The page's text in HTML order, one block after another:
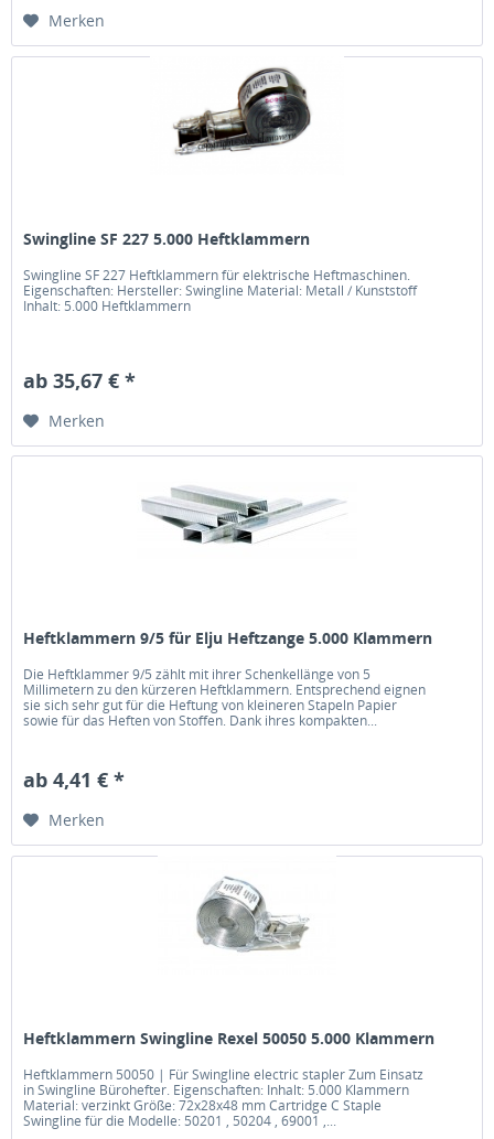
Merken
Swingline SF 227 5.000 Heftklammern
Swingline SF 227 Heftklammern für elektrische Heftmaschinen.
Eigenschaften: Hersteller: Swingline Material: Metall / Kunststoff
Inhalt: 5.000 Heftklammern
ab 35,67 € *
Merken
Heftklammern 9/5 für Elju Heftzange 5.000 Klammern
Die Heftklammer 9/5 zählt mit ihrer Schenkellänge von 5
Millimetern zu den kürzeren Heftklammern. Entsprechend eignen
sie sich sehr gut für die Heftung von kleineren Stapeln Papier
sowie für das Heften von Stoffen. Dank ihres kompakten...
ab 4,41 € *
Merken
Heftklammern Swingline Rexel 50050 5.000 Klammern
Heftklammern 50050 | Für Swingline electric stapler Zum Einsatz
in Swingline Bürohefter. Eigenschaften: Inhalt: 5.000 Klammern
Material: verzinkt Größe: 72x28x48 mm Cartridge C Staple
Swingline für die Modelle: 50201 , 50204 , 69001 ,...